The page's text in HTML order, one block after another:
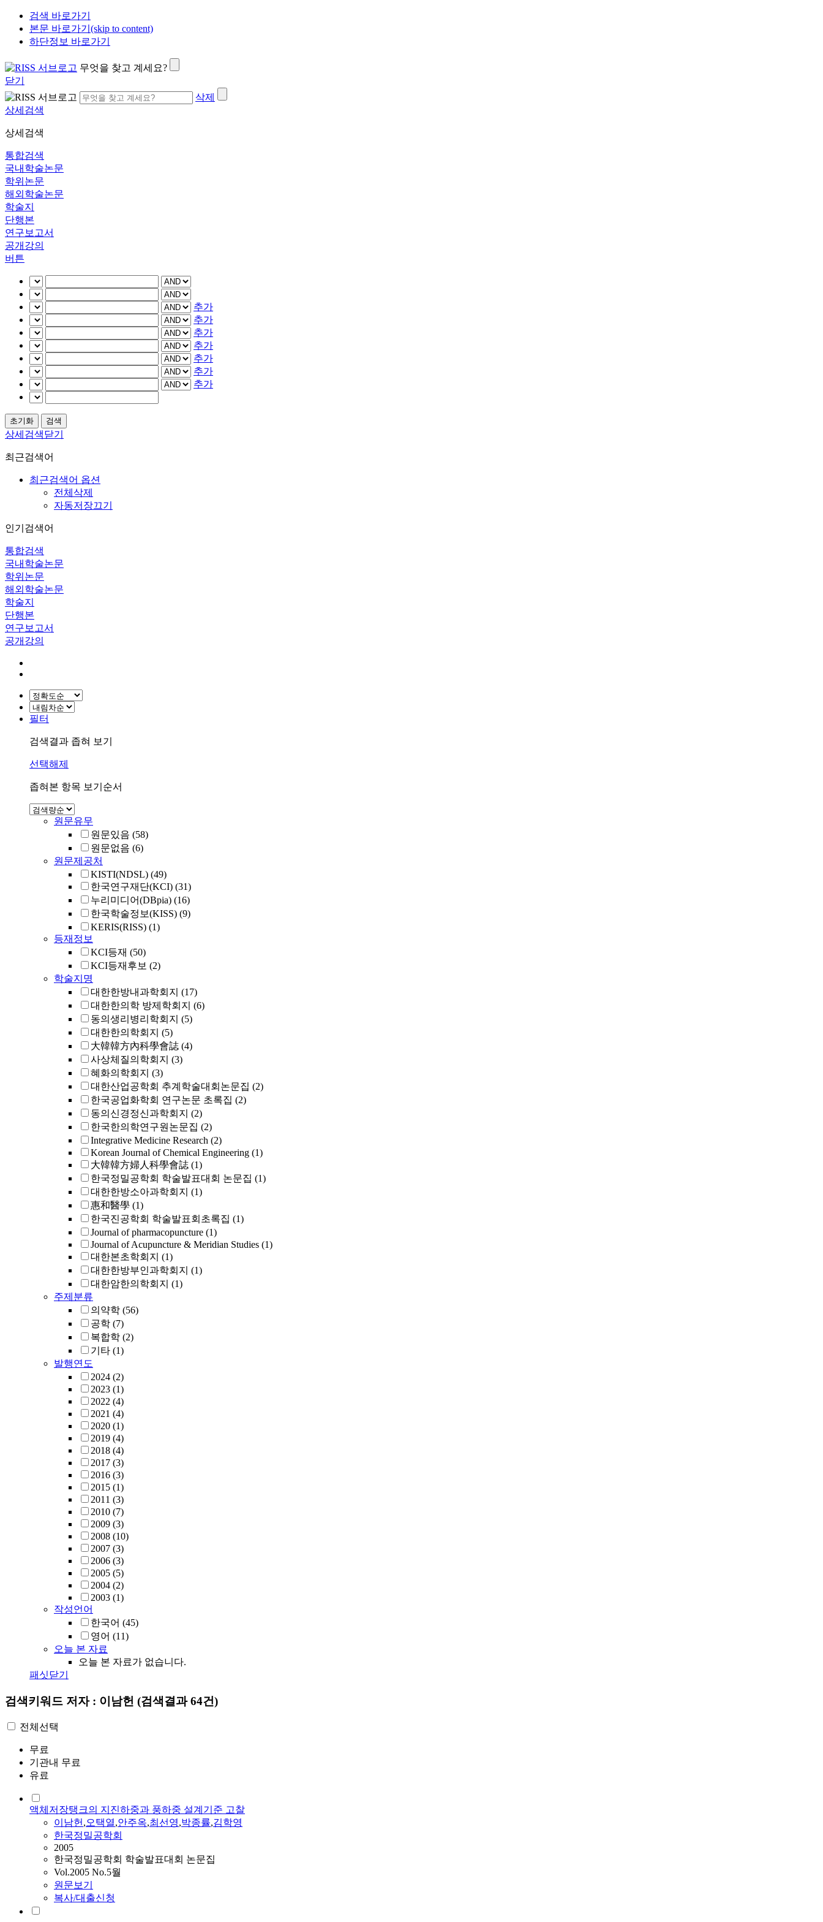
검색 바로가기
본문 바로가기(skip to content)
하단정보 바로가기
무엇을 찾고 계세요?
닫기
삭제
상세검색
상세검색
통합검색
국내학술논문
학위논문
해외학술논문
학술지
단행본
연구보고서
공개강의
버튼
추가
추가
추가
추가
추가
추가
추가
상세검색닫기
최근검색어
최근검색어 옵션
전체삭제
자동저장끄기
인기검색어
통합검색
국내학술논문
학위논문
해외학술논문
학술지
단행본
연구보고서
공개강의
필터
검색결과 좁혀 보기
선택해제
좁혀본 항목 보기순서
원문유무
원문있음 (58)
원문없음 (6)
원문제공처
KISTI(NDSL) (49)
한국연구재단(KCI) (31)
누리미디어(DBpia) (16)
한국학술정보(KISS) (9)
KERIS(RISS) (1)
등재정보
KCI등재 (50)
KCI등재후보 (2)
학술지명
대한한방내과학회지 (17)
대한한의학 방제학회지 (6)
동의생리병리학회지 (5)
대한한의학회지 (5)
大韓韓方內科學會誌 (4)
사상체질의학회지 (3)
혜화의학회지 (3)
대한산업공학회 추계학술대회논문집 (2)
한국공업화학회 연구논문 초록집 (2)
동의신경정신과학회지 (2)
한국한의학연구원논문집 (2)
Integrative Medicine Research (2)
Korean Journal of Chemical Engineering (1)
大韓韓方婦人科學會誌 (1)
한국정밀공학회 학술발표대회 논문집 (1)
대한한방소아과학회지 (1)
惠和醫學 (1)
한국진공학회 학술발표회초록집 (1)
Journal of pharmacopuncture (1)
Journal of Acupuncture & Meridian Studies (1)
대한본초학회지 (1)
대한한방부인과학회지 (1)
대한암한의학회지 (1)
주제분류
의약학 (56)
공학 (7)
복합학 (2)
기타 (1)
발행연도
2024 (2)
2023 (1)
2022 (4)
2021 (4)
2020 (1)
2019 (4)
2018 (4)
2017 (3)
2016 (3)
2015 (1)
2011 (3)
2010 (7)
2009 (3)
2008 (10)
2007 (3)
2006 (3)
2005 (5)
2004 (2)
2003 (1)
작성언어
한국어 (45)
영어 (11)
오늘 본 자료
오늘 본 자료가 없습니다.
패싯닫기
검색키워드 저자 : 이남헌 (검색결과 64건)
전체선택
무료
기관내 무료
유료
액체저장탱크의 지진하중과 풍하중 설계기준 고찰
이남헌,오택열,안주옥,최선영,박종률,김학영
한국정밀공학회
2005
한국정밀공학회 학술발표대회 논문집
Vol.2005 No.5월
원문보기
복사/대출신청